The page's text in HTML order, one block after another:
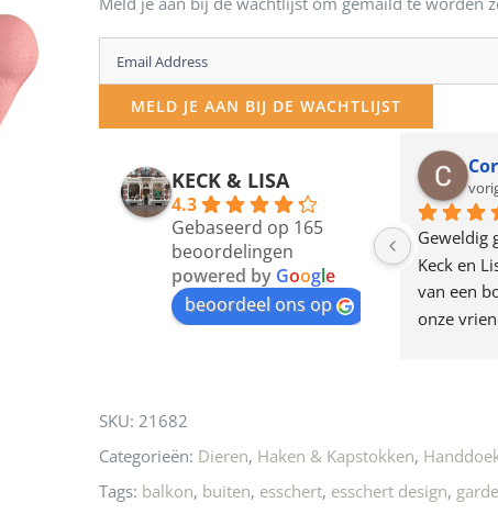
Enter
your
email
MELD JE AAN BIJ DE WACHTLIJST
KECK & LISA
4.3
Gebaseerd op 165
beoordelingen
powered by Google
beoordeel ons op
en gezellig
12 maanden geleden
Waarom in hemelsnaam
de woonwinkel op de
klippen  laten lopen? Waar
moeten nu de design
Geweldig
Keck en
van een
onze
SKU: 21682
Categorieën: Dieren, Haken & Kapstokken,
Tags: balkon, buiten, esschert, esschert design,